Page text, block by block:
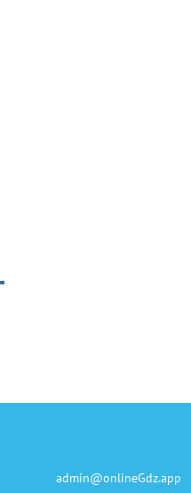
admin@onlineGdz.app